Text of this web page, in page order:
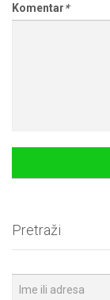
Komentar*
Pretraži